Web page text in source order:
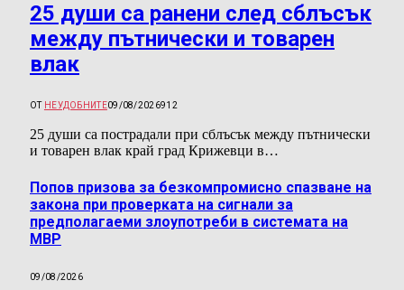
25 души са ранени след сблъсък
между пътнически и товарен
влак
ОТ НЕУДОБНИТЕ09/08/2026912
25 души са пострадали при сблъсък между пътнически
и товарен влак край град Крижевци в…
Попов призова за безкомпромисно спазване на
закона при проверката на сигнали за
предполагаеми злоупотреби в системата на
МВР
09/08/2026